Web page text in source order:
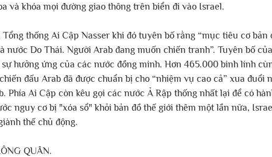
và khóa mọi đường giao thông trên biển đi vào Israel.
Tổng thống Ai Cập Nasser khi đó tuyên bố rằng “mục tiêu cơ
nước Do Thái. Người Arab đang muốn chiến tranh”. Tuyên bố
hưởng ứng của các nước đồng minh. Hơn 465.000 binh lính
đấu Arab đã được chuẩn bị cho “nhiệm vụ cao cả” xua đuổi
Phía Ai Cập còn kêu gọi các nước Ả Rập thống nhất lại để có
nguy cơ bị "xóa sổ" khỏi bản đồ thế giới thêm một lần nữa,
thế chủ động.
QUÂN.